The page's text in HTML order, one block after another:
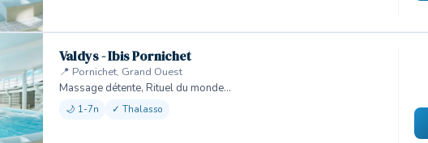
Valdys - Ibis Pornichet
📍 Pornichet, Grand Ouest
Massage détente, Rituel du monde…
🌙 1-7n ✓ Thalasso